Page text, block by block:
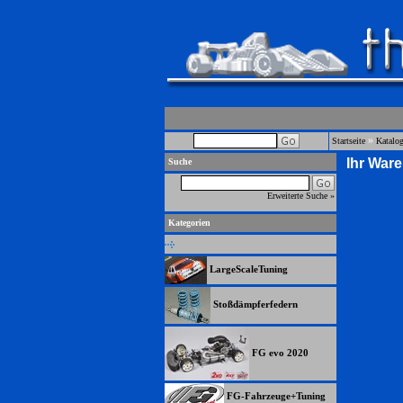
Startseite » Katalog
Suche
Erweiterte Suche »
Kategorien
LargeScaleTuning
Stoßdämpferfedern
FG evo 2020
FG-Fahrzeuge+Tuning
Ihr